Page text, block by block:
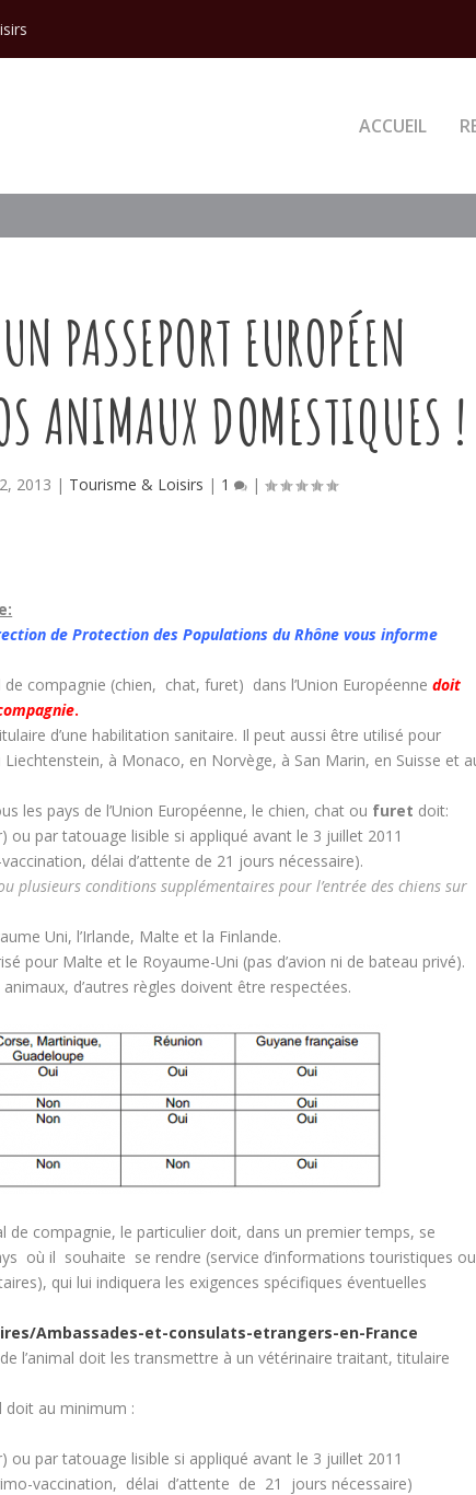
ACCUEIL
PASSEPORT EUROPÉEN
ANIMAUX DOMESTIQUES !
2013 | Tourisme & Loisirs | 1 |
de Protection des Populations du Rhône vous informe
compagnie (chien, chat, furet) dans l’Union Européennedoit
nie.
d’une habilitation sanitaire. Il peut aussi être utilisé pour
à Monaco, en Norvège, à San Marin, en Suisse et
les pays de l’Union Européenne, le chien, chat ou furet doit:
par tatouage lisible si appliqué avant le 3 juillet 2011
délai d’attente de 21 jours nécessaire).
plusieurs conditions supplémentaires pour l’entrée des chiens sur
Uni, l’Irlande, Malte et la Finlande.
pour Malte et le Royaume-Uni (pas d’avion ni de bateau privé).
d’autres règles doivent être respectées.
de compagnie, le particulier doit, dans un premier temps, se
où il souhaite se rendre (service d’informations touristiques ou
qui lui indiquera les exigences spécifiques éventuelles
Ambassades-et-consulats-etrangers-en-France
l’animal doit les transmettre à un vétérinaire traitant, titulaire
doit au minimum :
par tatouage lisible si appliqué avant le 3 juillet 2011
vaccination, délai d’attente de 21 jours nécessaire)